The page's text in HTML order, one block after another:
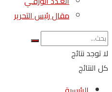
مقال رئيس التحرير
لا توجد نتائج
كل النتائج